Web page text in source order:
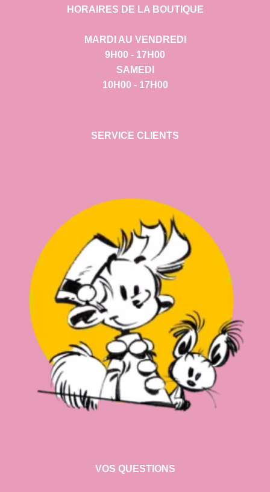
HORAIRES DE LA BOUTIQUE
MARDI AU VENDREDI
9H00 - 17H00
SAMEDI
10H00 - 17H00
SERVICE CLIENTS
VOS QUESTIONS